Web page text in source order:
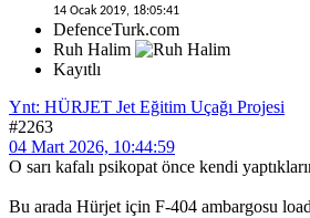
14 Ocak 2019, 18:05:41
DefenceTurk.com
Ruh Halim
Kayıtlı
Ynt: HÜRJET Jet Eğitim Uçağı Projesi
#2263
04 Mart 2026, 10:44:59
O sarı kafalı psikopat önce kendi
Bu arada Hürjet için F-404 ambargosu